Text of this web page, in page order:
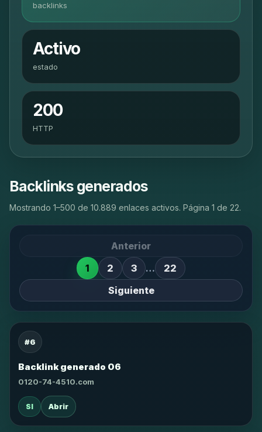
backlinks
Activo
estado
200
HTTP
Backlinks generados
Mostrando 1–500 de 10.889 enlaces activos. Página 1 de 22.
Anterior
1
2 3 …
22
Siguiente
#6
Backlink generado 06
0120-74-4510.com
SI Abrir